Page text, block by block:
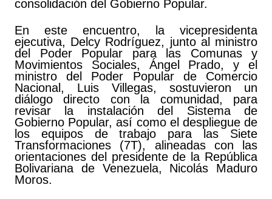
consolidación del Gobierno Popular.
En este encuentro, la vicepresidenta
ejecutiva, Delcy Rodríguez, junto al ministro
del Poder Popular para las Comunas y
Movimientos Sociales, Ángel Prado, y el
ministro del Poder Popular de Comercio
Nacional, Luis Villegas, sostuvieron un
diálogo directo con la comunidad, para
revisar la instalación del Sistema de
Gobierno Popular, así como el despliegue de
los equipos de trabajo para las Siete
Transformaciones (7T), alineadas con las
orientaciones del presidente de la República
Bolivariana de Venezuela, Nicolás Maduro
Moros.